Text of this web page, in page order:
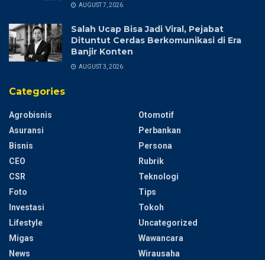
AUGUST 7, 2026
Salah Ucap Bisa Jadi Viral, Pejabat
Dituntut Cerdas Berkomunikasi di Era
Banjir Konten
AUGUST 3, 2026
Categories
Agrobisnis
Asuransi
Bisnis
CEO
CSR
Foto
Investasi
Lifestyle
Migas
News
Otomotif
Perbankan
Persona
Rubrik
Teknologi
Tips
Tokoh
Uncategorized
Wawancara
Wirausaha